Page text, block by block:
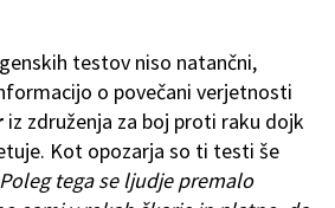
testov niso natančni,
o povečani verjetnosti
iz združenja za boj proti raku dojk
Kot opozarja so ti testi še
Poleg tega se ljudje premalo